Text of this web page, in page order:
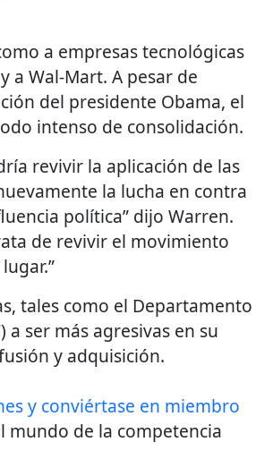
a empresas tecnológicas
a Wal-Mart. A pesar de
del presidente Obama, el
intenso de consolidación.
revivir la aplicación de las
la lucha en contra
política” dijo Warren.
de revivir el movimiento
tales como el Departamento
a ser más agresivas en su
y adquisición.
y conviértase en miembro
de la competencia